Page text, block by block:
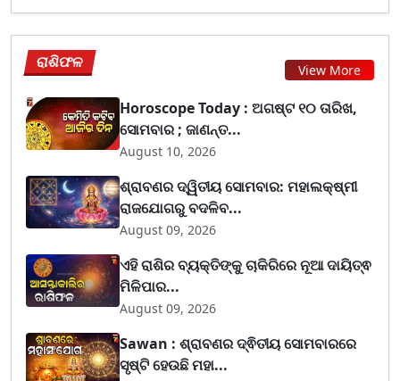
ରାଶିଫଳ View More
Horoscope Today : ଅଗଷ୍ଟ ୧୦ ତାରିଖ,
ସୋମବାର ; ଜାଣନ୍ତ...
August 10, 2026
ଶ୍ରାବଣର ଦ୍ୱିତୀୟ ସୋମବାର: ମହାଲକ୍ଷ୍ମୀ
ରାଜଯୋଗରୁ ବଦଳିବ...
August 09, 2026
ଏହି ରାଶିର ବ୍ୟକ୍ତିଙ୍କୁ ଚାକିରିରେ ନୂଆ ଦାୟିତ୍ଵ
ମିଳିପାର...
August 09, 2026
Sawan : ଶ୍ରାବଣର ଦ୍ଵିତୀୟ ସୋମବାରରେ
ସୃଷ୍ଟି ହେଉଛି ମହା...